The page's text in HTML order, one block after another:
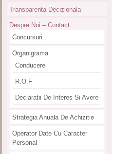
Transparenta Decizionala
Despre Noi – Contact
Concursuri
Organigrama
Conducere
R.O.F
Declaratii De Interes Si Avere
Strategia Anuala De Achizitie
Operator Date Cu Caracter
Personal